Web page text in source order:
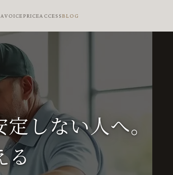
VOICEPRICEACCESSBLOG
しない人へ。
る